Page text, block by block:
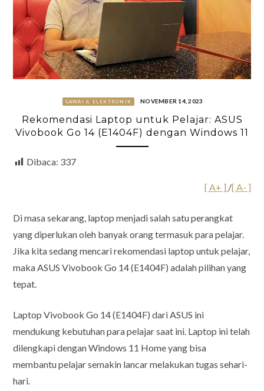
GAWAI & ELEKTRONIK NOVEMBER 14, 2023
Rekomendasi Laptop untuk Pelajar: ASUS
Vivobook Go 14 (E1404F) dengan Windows 11
Dibaca: 337
[ A+ ] /[ A- ]
Di masa sekarang, laptop menjadi salah satu perangkat
yang diperlukan oleh banyak orang termasuk para pelajar.
Jika kita sedang mencari rekomendasi laptop untuk pelajar,
maka ASUS Vivobook Go 14 (E1404F) adalah pilihan yang
tepat.
Laptop Vivobook Go 14 (E1404F) dari ASUS ini
mendukung kebutuhan para pelajar saat ini. Laptop ini telah
dilengkapi dengan Windows 11 Home yang bisa
membantu pelajar semakin lancar melakukan tugas sehari-
hari.